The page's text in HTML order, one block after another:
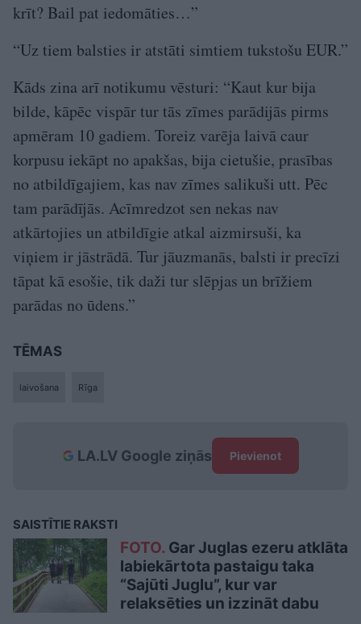
krīt? Bail pat iedomāties…”
“Uz tiem balsties ir atstāti simtiem tukstošu EUR.”
Kāds zina arī notikumu vēsturi: “Kaut kur bija
bilde, kāpēc vispār tur tās zīmes parādijās pirms
apmēram 10 gadiem. Toreiz varēja laivā caur
korpusu iekāpt no apakšas, bija cietušie, prasības
no atbildīgajiem, kas nav zīmes salikuši utt. Pēc
tam parādījās. Acīmredzot sen nekas nav
atkārtojies un atbildīgie atkal aizmirsuši, ka
viņiem ir jāstrādā. Tur jāuzmanās, balsti ir precīzi
tāpat kā esošie, tik daži tur slēpjas un brīžiem
parādas no ūdens.”
TĒMAS
laivošana Rīga
LA.LV Google ziņās Pievienot
SAISTĪTIE RAKSTI
FOTO. Gar Juglas ezeru atklāta
labiekārtota pastaigu taka
“Sajūti Juglu”, kur var
relaksēties un izzināt dabu